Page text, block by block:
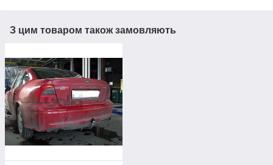
З цим товаром також замовляють